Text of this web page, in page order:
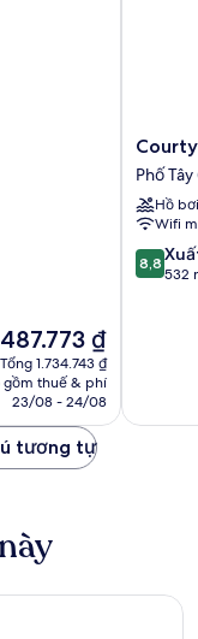
₫
₫
Tổng 1.734.743 ₫
gồm thuế & phí
23/08 - 24/08
by
Marriott
Xujiahui
Phố
Tây
Phố Tây
Hồ bơi
Wifi
8.8
trên
8,8
532
tương tự